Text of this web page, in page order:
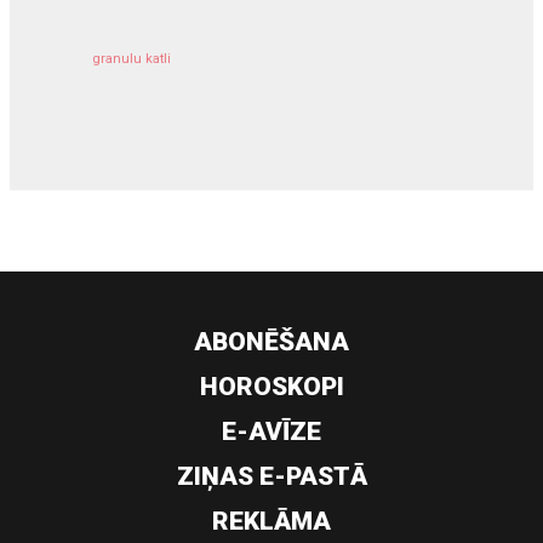
granulu katli
ABONĒŠANA
HOROSKOPI
E-AVĪZE
ZIŅAS E-PASTĀ
REKLĀMA